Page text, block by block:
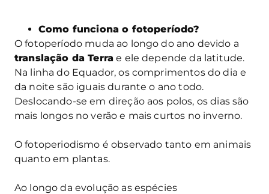
Como funciona o fotoperíodo?
O fotoperíodo muda ao longo do ano devido a
translação da Terra e ele depende da latitude.
Na linha do Equador, os comprimentos do dia e
da noite são iguais durante o ano todo.
Deslocando-se em direção aos polos, os dias são
mais longos no verão e mais curtos no inverno.
O fotoperiodismo é observado tanto em animais
quanto em plantas.
Ao longo da evolução as espécies